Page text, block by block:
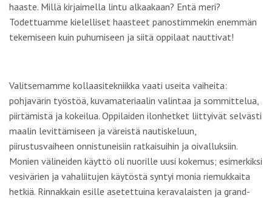
haaste. Millä kirjaimella lintu alkaakaan? Entä meri?
Todettuamme kielelliset haasteet panostimmekin enemmän
tekemiseen kuin puhumiseen ja siitä oppilaat nauttivat!
Valitsemamme kollaasitekniikka vaati useita vaiheita:
pohjavärin työstöä, kuvamateriaalin valintaa ja sommittelua,
piirtämistä ja kokeilua. Oppilaiden ilonhetket liittyivät selvästi
maalin levittämiseen ja väreistä nautiskeluun,
piirustusvaiheen onnistuneisiin ratkaisuihin ja oivalluksiin.
Monien välineiden käyttö oli nuorille uusi kokemus; esimerkiksi
vesivärien ja vahaliitujen käytöstä syntyi monia riemukkaita
hetkiä. Rinnakkain esille asetettuina keravalaisten ja grand-